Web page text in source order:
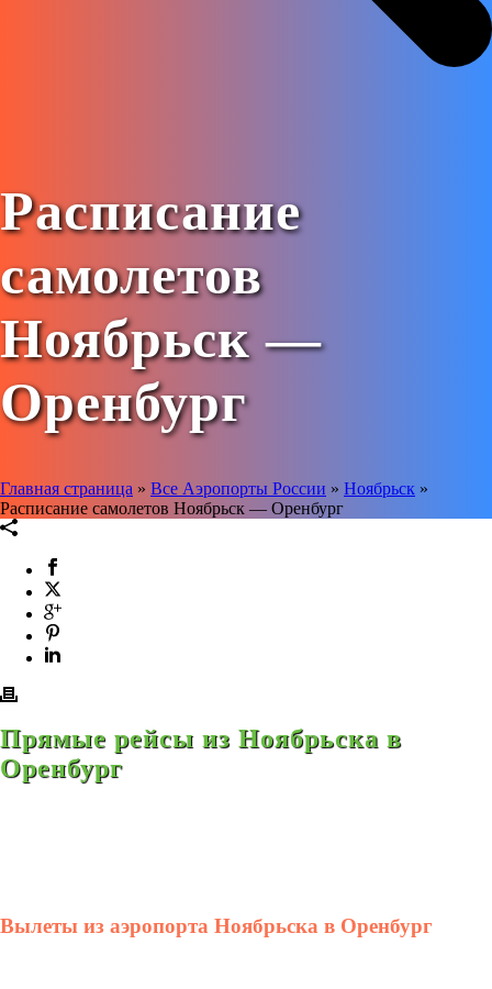
Расписание
самолетов
Ноябрьск —
Оренбург
Главная страница » Все Аэропорты России » Ноябрьск »
Расписание самолетов Ноябрьск — Оренбург
Прямые рейсы из Ноябрьска в
Оренбург
Вылеты из аэропорта Ноябрьска в Оренбург